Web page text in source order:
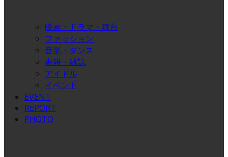
映画・ドラマ・舞台
ファッション
音楽・ダンス
書籍・雑誌
アイドル
イベント
EVENT
REPORT
PHOTO